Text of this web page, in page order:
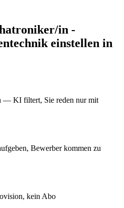
in -
einstellen in
— KI filtert, Sie reden nur mit
Bewerber kommen zu
kein Abo